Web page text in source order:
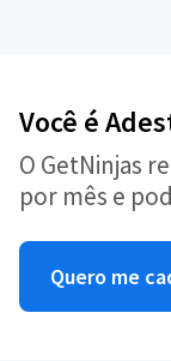
Você é
O GetNinjas
por mês e
Quero me